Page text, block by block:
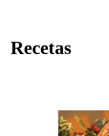
Recetas